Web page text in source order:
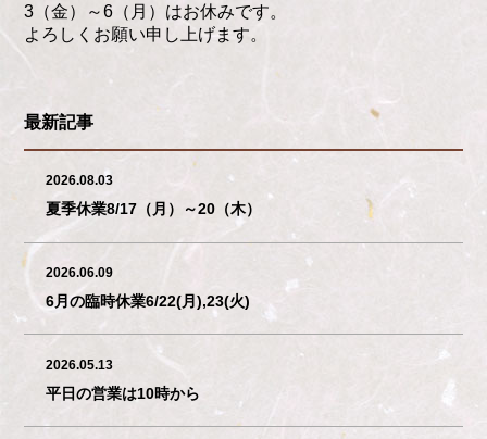
3（金）～6（月）はお休みです。
よろしくお願い申し上げます。
最新記事
2026.08.03
夏季休業8/17（月）～20（木）
2026.06.09
6月の臨時休業6/22(月),23(火)
2026.05.13
平日の営業は10時から